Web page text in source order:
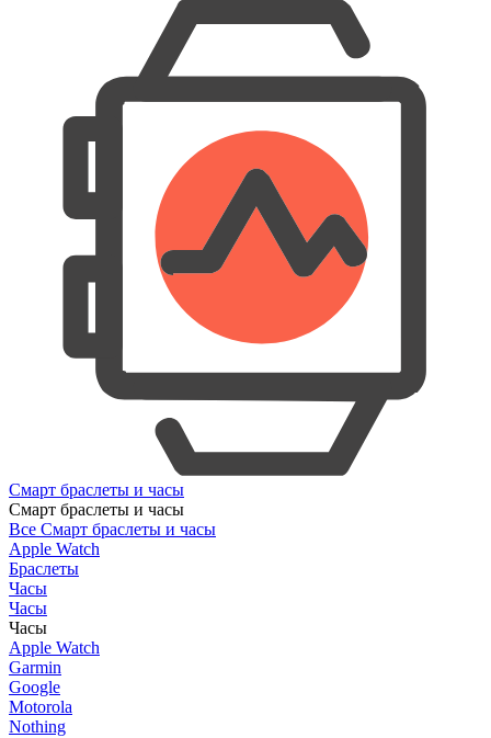
Смарт браслеты и часы
Смарт браслеты и часы
Все Смарт браслеты и часы
Apple Watch
Браслеты
Часы
Часы
Часы
Apple Watch
Garmin
Google
Motorola
Nothing